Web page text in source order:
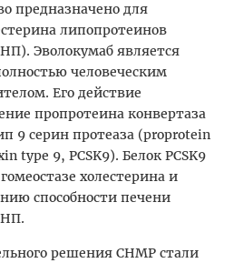
предназначено для
липопротеинов
Эволокумаб является
человеческим
Его действие
пропротеина конвертаза
9 серин протеаза (proprotein
type 9, PCSK9). Белок PCSK9
холестерина и
способности печени
решения СНМР стали